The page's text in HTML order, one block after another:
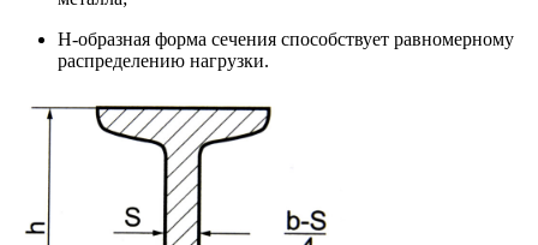
Н-образная форма сечения способствует равномерному
распределению нагрузки.